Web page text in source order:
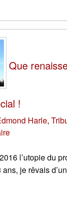
Que
!
Harle,
l’utopie du
je rêvais